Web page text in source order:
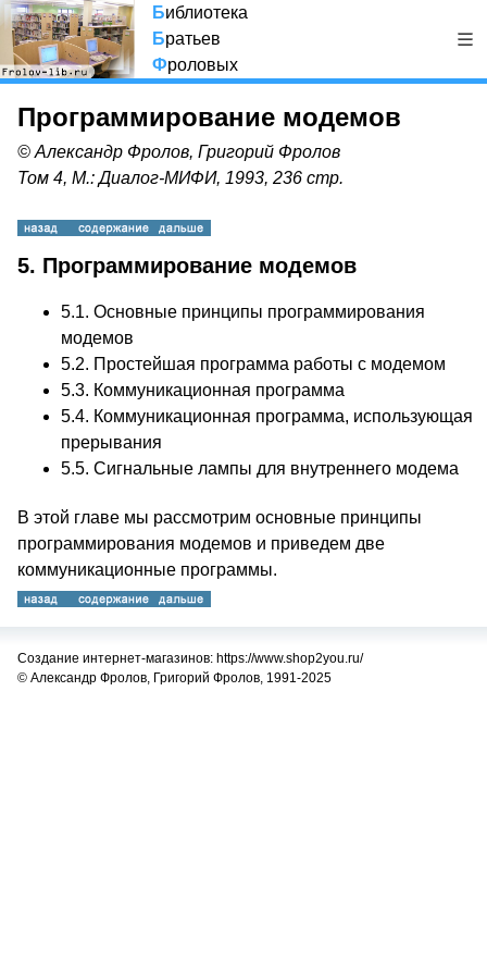
Библиотека
Братьев
Фроловых
Программирование модемов
© Александр Фролов, Григорий Фролов
Том 4, М.: Диалог-МИФИ, 1993, 236 стр.
5. Программирование модемов
5.1. Основные принципы программирования
модемов
5.2. Простейшая программа работы с модемом
5.3. Коммуникационная программа
5.4. Коммуникационная программа, использующая
прерывания
5.5. Сигнальные лампы для внутреннего модема
В этой главе мы рассмотрим основные принципы
программирования модемов и приведем две
коммуникационные программы.
Создание интернет-магазинов: https://www.shop2you.ru/
© Александр Фролов, Григорий Фролов, 1991-2025